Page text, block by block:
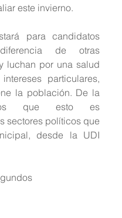
este invierno.
para candidatos
de otras
luchan por una salud
particulares,
la población. De la
que esto es
sectores políticos que
desde la UDI